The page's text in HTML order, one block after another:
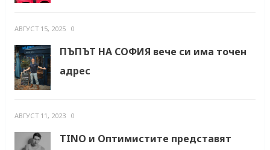
АВГУСТ 15, 2025 0
ПЪПЪТ НА СОФИЯ вече си има точен
адрес
АВГУСТ 11, 2023 0
TINO и Оптимистите представят